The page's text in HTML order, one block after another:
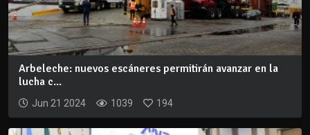
Arbeleche: nuevos escáneres permitirán avanzar en la
lucha c...
Jun 21 2024 1039 194